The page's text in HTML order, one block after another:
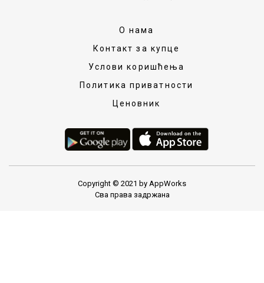
О нама
Контакт за купце
Услови коришћења
Политика приватности
Ценовник
Copyright © 2021 by AppWorks
Сва права задржана